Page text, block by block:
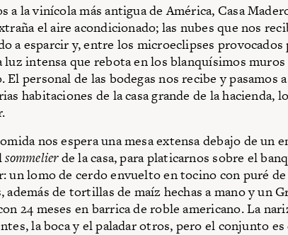
a la vinícola más antigua de América, Casa
el aire acondicionado; las nubes que nos
a esparcir y, entre los microeclipses
luz intensa que rebota en los blanquísimos muros
El personal de las bodegas nos recibe y pasamos
habitaciones de la casa grande de la hacienda,
nos espera una mesa extensa debajo de un
sommelierde la casa, para platicarnos sobre el
un lomo de cerdo envuelto en tocino con puré
además de tortillas de maíz hechas a mano y un
24 meses en barrica de roble americano. La
la boca y el paladar otros, pero el conjunto